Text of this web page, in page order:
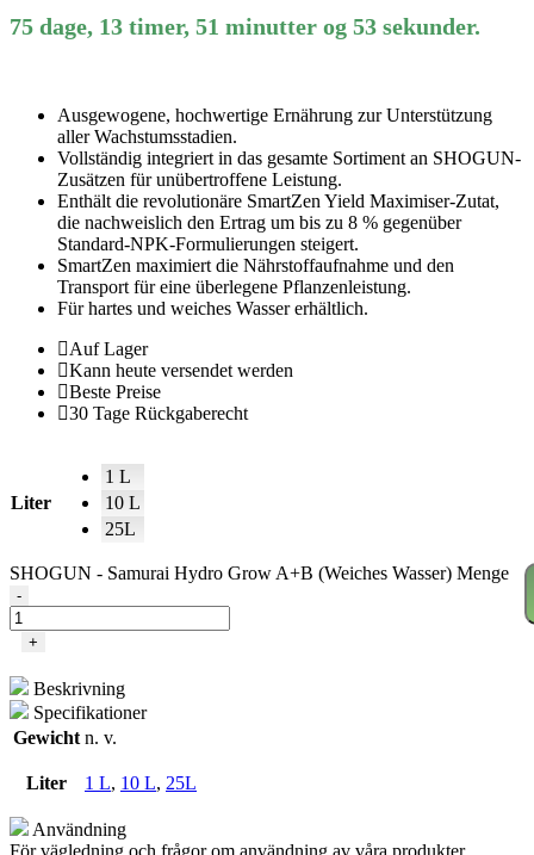
75 dage, 13 timer, 51 minutter og 53 sekunder.
Ausgewogene, hochwertige Ernährung zur Unterstützung
aller Wachstumsstadien.
Vollständig integriert in das gesamte Sortiment an SHOGUN-
Zusätzen für unübertroffene Leistung.
Enthält die revolutionäre SmartZen Yield Maximiser-Zutat,
die nachweislich den Ertrag um bis zu 8 % gegenüber
Standard-NPK-Formulierungen steigert.
SmartZen maximiert die Nährstoffaufnahme und den
Transport für eine überlegene Pflanzenleistung.
Für hartes und weiches Wasser erhältlich.
Auf Lager
Kann heute versendet werden
Beste Preise
30 Tage Rückgaberecht
Liter
1 L
10 L
25L
SHOGUN - Samurai Hydro Grow A+B (Weiches Wasser) Menge
-
+
Beskrivning
Specifikationer
Gewicht n. v.
Liter 1 L, 10 L, 25L
Användning
För vägledning och frågor om användning av våra produkter,